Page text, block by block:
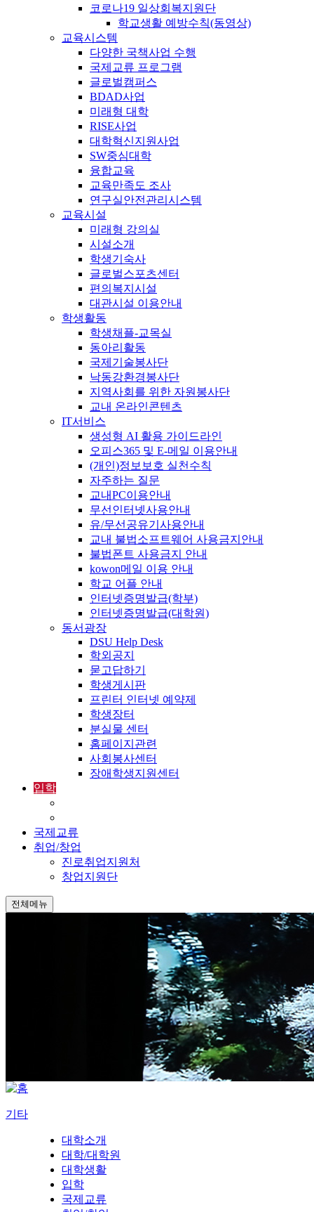
코로나19 일상회복지원단
학교생활 예방수칙(동영상)
교육시스템
다양한 국책사업 수행
국제교류 프로그램
글로벌캠퍼스
BDAD사업
미래형 대학
RISE사업
대학혁신지원사업
SW중심대학
융합교육
교육만족도 조사
연구실안전관리시스템
교육시설
미래형 강의실
시설소개
학생기숙사
글로벌스포츠센터
편의복지시설
대관시설 이용안내
학생활동
학생채플-교목실
동아리활동
국제기술봉사단
낙동강환경봉사단
지역사회를 위한 자원봉사단
교내 온라인콘텐츠
IT서비스
생성형 AI 활용 가이드라인
오피스365 및 E-메일 이용안내
(개인)정보보호 실천수칙
자주하는 질문
교내PC이용안내
무선인터넷사용안내
유/무선공유기사용안내
교내 불법소프트웨어 사용금지안내
불법폰트 사용금지 안내
kowon메일 이용 안내
학교 어플 안내
인터넷증명발급(학부)
인터넷증명발급(대학원)
동서광장
DSU Help Desk
학외공지
묻고답하기
학생게시판
프린터 인터넷 예약제
학생장터
분실물 센터
홈페이지관련
사회봉사센터
장애학생지원센터
입학
국제교류
취업/창업
진로취업지원처
창업지원단
전체메뉴
기타
대학소개
대학/대학원
대학생활
입학
국제교류